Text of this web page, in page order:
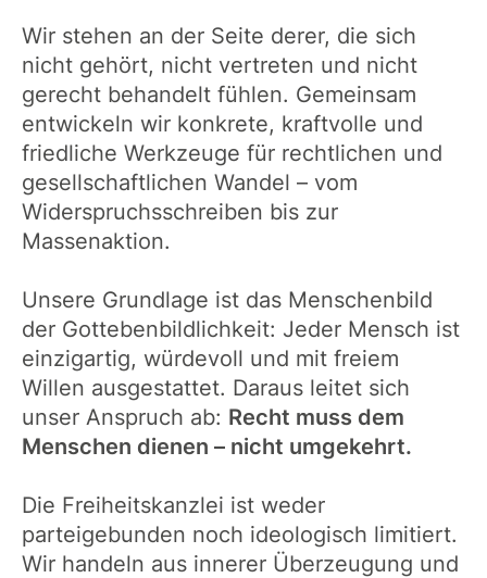
Wir stehen an der Seite derer, die sich
nicht gehört, nicht vertreten und nicht
gerecht behandelt fühlen. Gemeinsam
entwickeln wir konkrete, kraftvolle und
friedliche Werkzeuge für rechtlichen und
gesellschaftlichen Wandel – vom
Widerspruchsschreiben bis zur
Massenaktion.
Unsere Grundlage ist das Menschenbild
der Gottebenbildlichkeit: Jeder Mensch ist
einzigartig, würdevoll und mit freiem
Willen ausgestattet. Daraus leitet sich
unser Anspruch ab: Recht muss dem
Menschen dienen – nicht umgekehrt.
Die Freiheitskanzlei ist weder
parteigebunden noch ideologisch limitiert.
Wir handeln aus innerer Überzeugung und